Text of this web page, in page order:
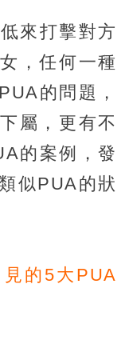
來打擊對方
，任何一種
的問題，
屬，更有不
的案例，發
似PUA的狀
的5大PUA